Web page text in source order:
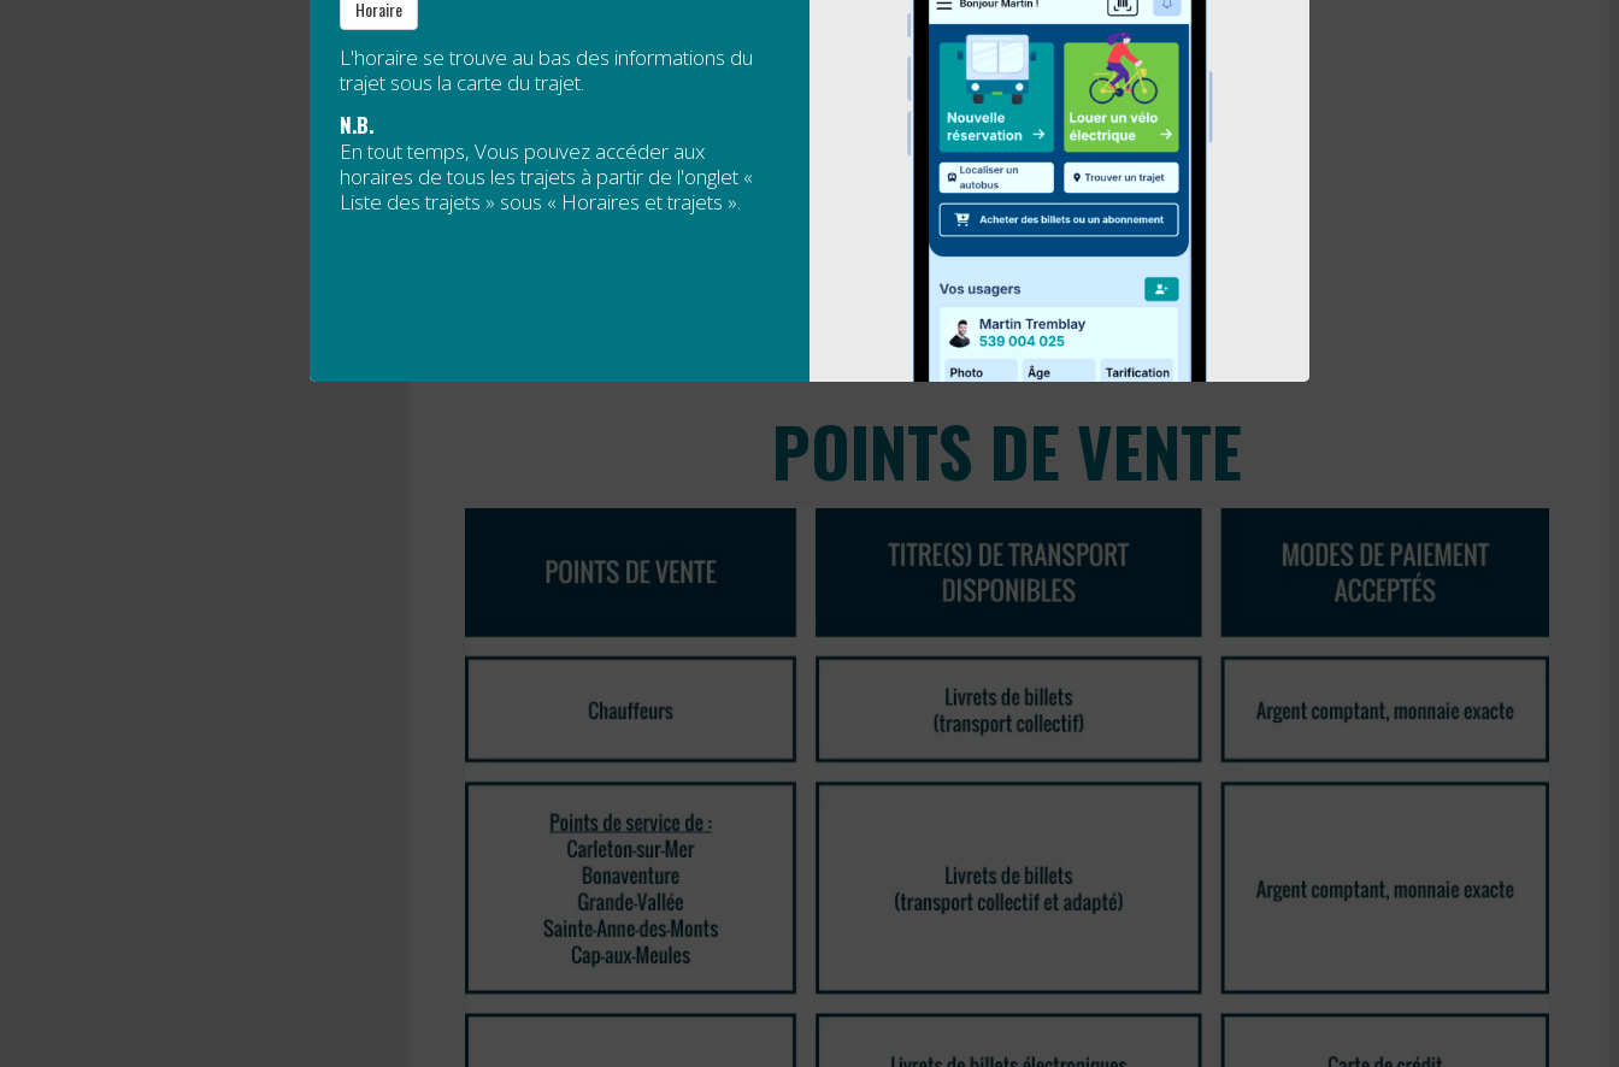
La carte d’accès est rechargeable en ligne via notre
application gratuite.
POINTS DE VENTE
Horaire
L'horaire se trouve au bas des informations du
trajet sous la carte du trajet.
N.B.
En tout temps, Vous pouvez accéder aux
horaires de tous les trajets à partir de l'onglet «
Liste des trajets » sous « Horaires et trajets ».